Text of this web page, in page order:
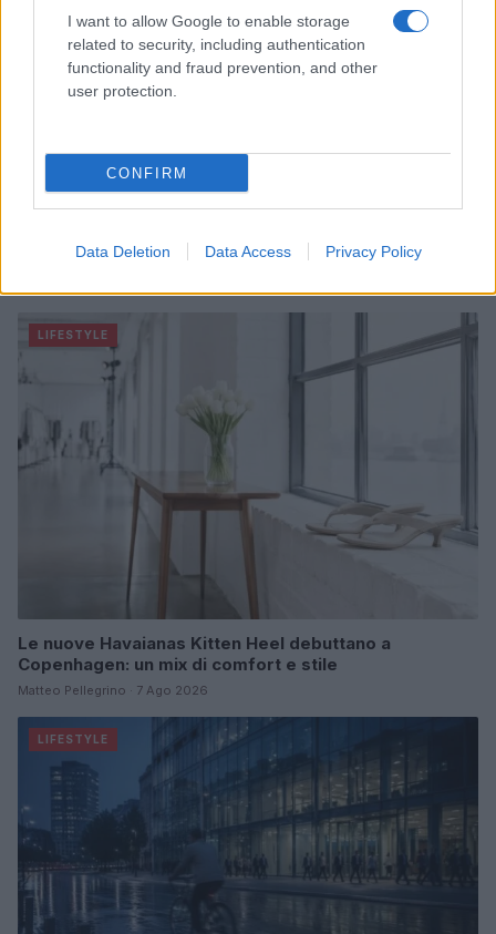
I want to allow Google to enable storage
related to security, including authentication
functionality and fraud prevention, and other
user protection.
CONFIRM
Data Deletion Data Access Privacy Policy
Mostre di moda 2026: Franco Moschino a Forte di
Bard e gli eventi imperdibili in Italia
LIFESTYLE
Le nuove Havaianas Kitten Heel debuttano a
Copenhagen: un mix di comfort e stile
Matteo Pellegrino · 7 Ago 2026
LIFESTYLE